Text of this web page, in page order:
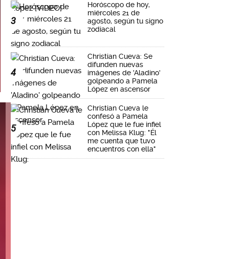
3
Horóscopo de hoy,
miércoles 21 de
agosto, según tu signo
zodiacal
4
Christian Cueva: Se
difunden nuevas
imágenes de 'Aladino'
golpeando a Pamela
López en ascensor
5
Christian Cueva le
confesó a Pamela
López que le fue infiel
con Melissa Klug: "Él
me cuenta que tuvo
encuentros con ella"